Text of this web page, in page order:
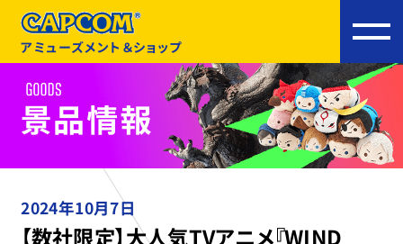
アミューズメント＆ショップ
2024年10月7日
【数社限定】大人気TVアニメ『WIND